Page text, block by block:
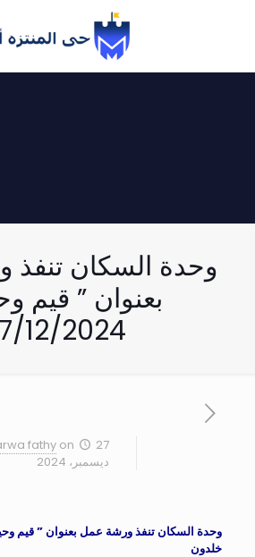
وحدة السكان
بعنوان ” قيم
12/2024
fathy on
27
ديسمبر، 2024
وحدة السكان تنفذ ورشة عمل بعنوان ” قيم
خلدون